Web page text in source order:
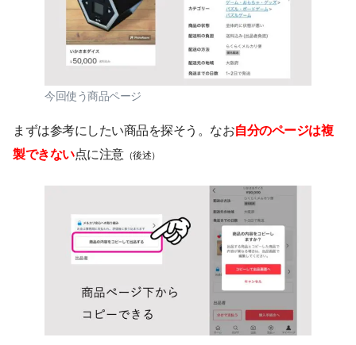
今回使う商品ページ
まずは参考にしたい商品を探そう。なお自分のページは複
製できない点に注意（後述）